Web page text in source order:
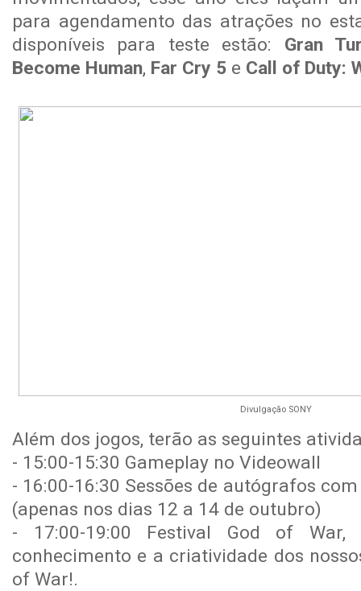
para agendamento das atrações no
disponíveis para teste estão: Gran
Become Human, Far Cry 5 e Call of Duty:
Divulgação SONY
Além dos jogos, terão as seguintes
- 15:00-15:30 Gameplay no Videowall
- 16:00-16:30 Sessões de autógrafos
(apenas nos dias 12 a 14 de outubro)
- 17:00-19:00 Festival God of War,
conhecimento e a criatividade dos
of War!.